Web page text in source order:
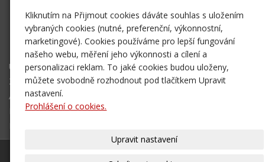
sktrifid@sktrifid.cz
606 64 64 99
475 504 457
Úvodní stránka
Ze života klubu
Archiv 2002 - 2006
Mapa destinací - NOVÉ!
Kliknutím na Přijmout cookies dáváte souhlas s uložením
vybraných cookies (nutné, preferenční, výkonnostní,
marketingové). Cookies používáme pro lepší fungování
našeho webu, měření jeho výkonnosti a cílení a
personalizaci reklam. To jaké cookies budou uloženy,
můžete svobodně rozhodnout pod tlačítkem Upravit
nastavení.
Prohlášení o cookies.
Upravit nastavení